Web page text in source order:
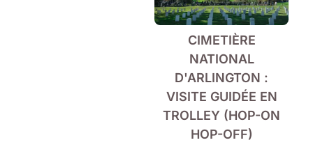
CIMETIÈRE
NATIONAL
D'ARLINGTON :
VISITE GUIDÉE EN
TROLLEY (HOP-ON
HOP-OFF)